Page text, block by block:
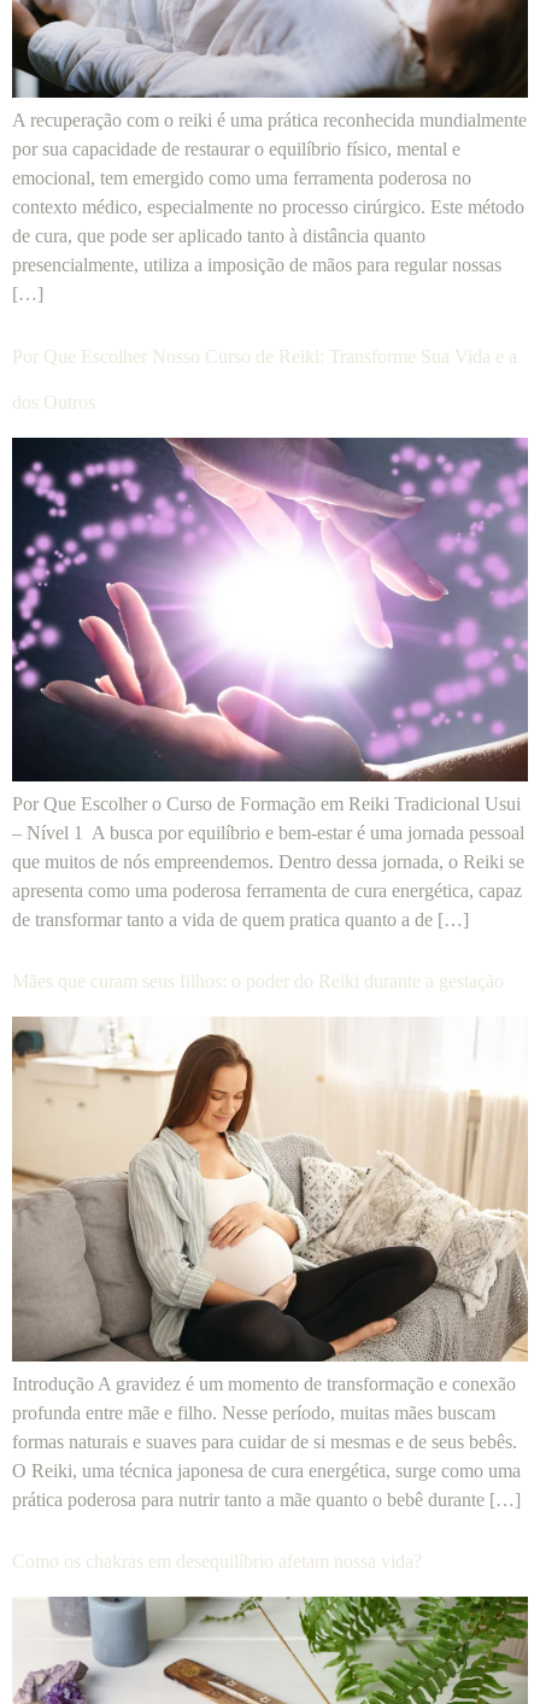
A recuperação com o reiki é uma prática reconhecida mundialmente
por sua capacidade de restaurar o equilíbrio físico, mental e
emocional, tem emergido como uma ferramenta poderosa no
contexto médico, especialmente no processo cirúrgico. Este método
de cura, que pode ser aplicado tanto à distância quanto
presencialmente, utiliza a imposição de mãos para regular nossas
[…]
Por Que Escolher Nosso Curso de Reiki: Transforme Sua Vida e a
dos Outros
Por Que Escolher o Curso de Formação em Reiki Tradicional Usui
– Nível 1 A busca por equilíbrio e bem-estar é uma jornada pessoal
que muitos de nós empreendemos. Dentro dessa jornada, o Reiki se
apresenta como uma poderosa ferramenta de cura energética, capaz
de transformar tanto a vida de quem pratica quanto a de […]
Mães que curam seus filhos: o poder do Reiki durante a gestação
Introdução A gravidez é um momento de transformação e conexão
profunda entre mãe e filho. Nesse período, muitas mães buscam
formas naturais e suaves para cuidar de si mesmas e de seus bebês.
O Reiki, uma técnica japonesa de cura energética, surge como uma
prática poderosa para nutrir tanto a mãe quanto o bebê durante […]
Como os chakras em desequilíbrio afetam nossa vida?